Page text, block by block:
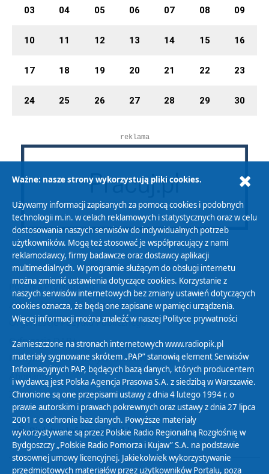
03 04 05 06 07 08 09
10 11 12 13 14 15 16
17 18 19 20 21 22 23
24 25 26 27 28 29 30
reklama
Polityka Prywatności
Zasady korzystania z Serwisu
Organizacje Pożytku Publicznego
Cyfryzacja DAB+
Polityka ochrony danych osobowych
Abonament
Zamówienia publiczne
Biuletyn Informacji Publicznej
Ważne: nasze strony wykorzystują pliki cookies.
Używamy informacji zapisanych za pomocą cookies i podobnych
technologii m.in. w celach reklamowych i statystycznych oraz w celu
dostosowania naszych serwisów do indywidualnych potrzeb
użytkowników. Mogą też stosować je współpracujący z nami
reklamodawcy, firmy badawcze oraz dostawcy aplikacji
multimedialnych. W programie służącym do obsługi internetu
można zmienić ustawienia dotyczące cookies. Korzystanie z
naszych serwisów internetowych bez zmiany ustawień dotyczących
cookies oznacza, że będą one zapisane w pamięci urządzenia.
Więcej informacji można znaleźć w naszej Polityce prywatności
Zamieszczone na stronach internetowych www.radiopik.pl
materiały sygnowane skrótem „PAP” stanowią element Serwisów
Informacyjnych PAP, będących bazą danych, których producentem
i wydawcą jest Polska Agencja Prasowa S.A. z siedzibą w Warszawie.
Chronione są one przepisami ustawy z dnia 4 lutego 1994 r. o
prawie autorskim i prawach pokrewnych oraz ustawy z dnia 27 lipca
2001 r. o ochronie baz danych. Powyższe materiały
wykorzystywane są przez Polskie Radio Regionalną Rozgłośnię w
Bydgoszczy „Polskie Radio Pomorza i Kujaw” S.A. na podstawie
stosownej umowy licencyjnej. Jakiekolwiek wykorzystywanie
przedmiotowych materiałów przez użytkowników Portalu, poza